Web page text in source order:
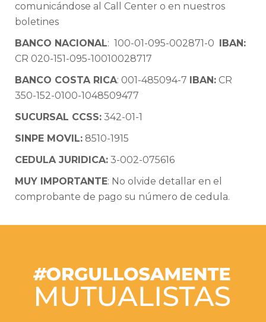
comunicándose al Call Center o en nuestros
boletines
BANCO NACIONAL: 100-01-095-002871-0 IBAN:
CR 020-151-095-10010028717
BANCO COSTA RICA: 001-485094-7 IBAN: CR
350-152-0100-1048509477
SUCURSAL CCSS: 342-01-1
SINPE MOVIL: 8510-1915
CEDULA JURIDICA: 3-002-075616
MUY IMPORTANTE: No olvide detallar en el
comprobante de pago su número de cedula.